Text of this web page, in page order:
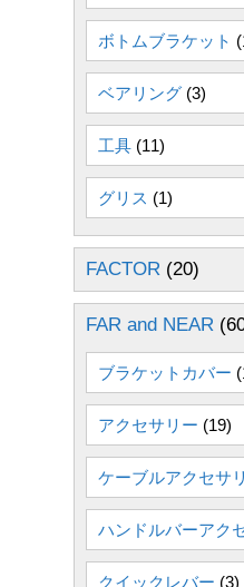
ボトムブラケット
ベアリング (3)
工具 (11)
グリス (1)
FACTOR (20)
FAR and NEAR
ブラケットカバー
アクセサリー (19)
ケーブルアクセサ
ハンドルバーアク
クイックレバー (3)